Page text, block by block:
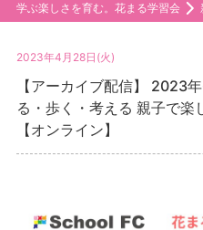
学ぶ楽しさを育む。花まる学習会
2023年4月28日(火)
【アーカイブ配信】 2023
る・歩く・考える 親子で楽
【オンライン】